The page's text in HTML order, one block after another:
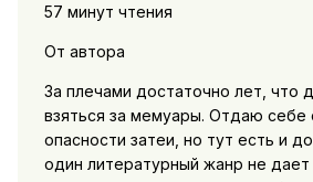
57 минут чтения
От автора
За плечами достаточно лет, что
взяться за мемуары. Отдаю себе
опасности затеи, но тут есть и
один литературный жанр не дает